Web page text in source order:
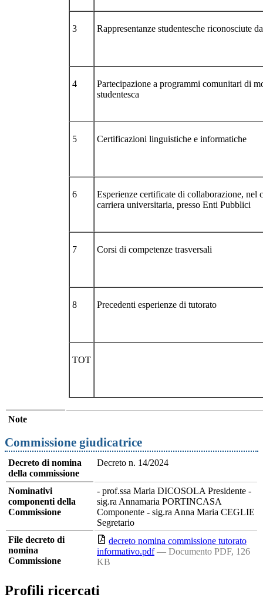
3 Rappresentanze studentesche riconosciute
4
Partecipazione a programmi comunitari di
studentesca
5 Certificazioni linguistiche e informatiche
6
Esperienze certificate di collaborazione, nel
carriera universitaria, presso Enti Pubblici
7 Corsi di competenze trasversali
8 Precedenti esperienze di tutorato
TOT
Note
Commissione giudicatrice
Decreto di nomina
della commissione
Decreto n. 14/2024
Nominativi
componenti della
Commissione
- prof.ssa Maria DICOSOLA Presidente -
sig.ra Annamaria PORTINCASA
Componente - sig.ra Anna Maria CEGLIE
Segretario
File decreto di
nomina
Commissione
decreto nomina commissione tutorato
informativo.pdf — Documento PDF, 126
KB
Profili ricercati